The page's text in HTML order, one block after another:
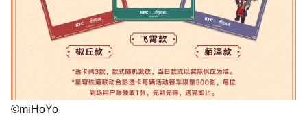
©miHoYo